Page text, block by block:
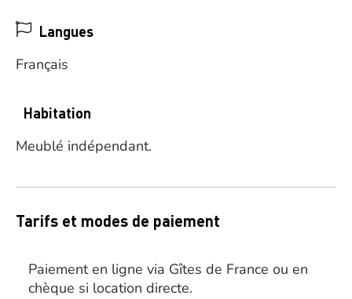
Langues
Français
Habitation
Meublé indépendant.
Tarifs et modes de paiement
Paiement en ligne via Gîtes de France ou en
chèque si location directe.